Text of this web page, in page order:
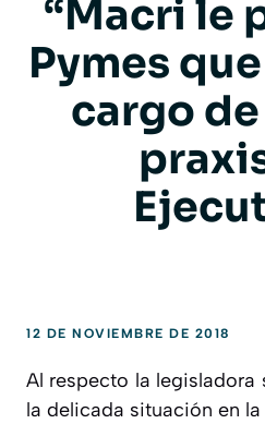
“Macri le
Pymes
cargo
12 DE NOVIEMBRE DE 2018
Al respecto la legisladora
la delicada situación en